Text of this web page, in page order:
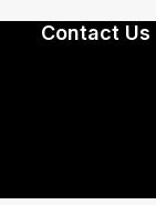
Contact Us